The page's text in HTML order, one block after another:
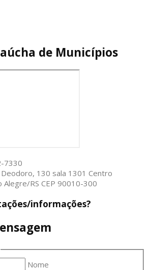
de Municípios
7330
130 sala 1301 Centro
RS CEP 90010-300
informações?
Nome